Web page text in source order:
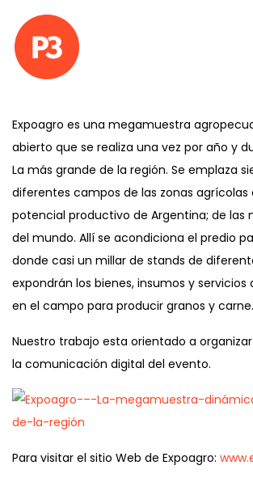
Expoagro es una megamuestra
abierto que se realiza una vez por año y
La más grande de la región. Se emplaza
diferentes campos de las zonas
potencial productivo de Argentina; de las
del mundo. Allí se acondiciona el predio
donde casi un millar de stands de
expondrán los bienes, insumos y servicios
en el campo para producir granos y carne.
Nuestro trabajo esta orientado a
la comunicación digital del evento.
Para visitar el sitio Web de Expoagro: